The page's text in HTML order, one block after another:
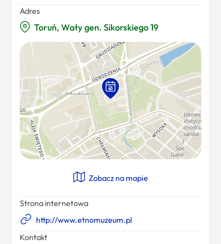
Adres
Toruń, Wały gen. Sikorskiego 19
Zobacz na mapie
Strona internetowa
http://www.etnomuzeum.pl
Kontakt